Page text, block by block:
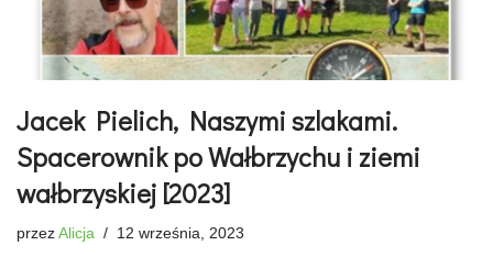
Jacek Pielich, Naszymi szlakami.
Spacerownik po Wałbrzychu i ziemi
wałbrzyskiej [2023]
przez Alicja 12 września, 2023